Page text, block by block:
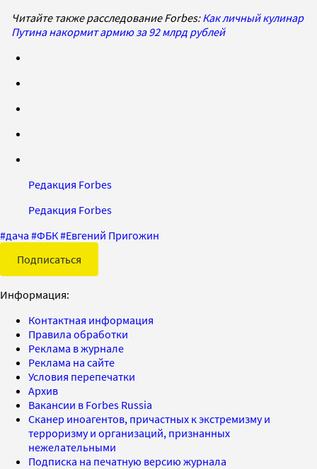
Читайте также расследование Forbes:Как личный кулинар
Путина накормит армию за 92 млрд рублей
Редакция Forbes
Редакция Forbes
#дача #ФБК#Евгений Пригожин
Подписаться
Информация:
Контактная информация
Правила обработки
Реклама в журнале
Реклама на сайте
Условия перепечатки
Архив
Вакансии в Forbes Russia
Сканер иноагентов, причастных к экстремизму и
терроризму и организаций, признанных
нежелательными
Подписка на печатную версию журнала